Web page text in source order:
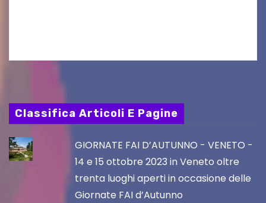
Classifica Articoli E Pagine
GIORNATE FAI D’AUTUNNO - VENETO -
14 e 15 ottobre 2023 in Veneto oltre
trenta luoghi aperti in occasione delle
Giornate FAI d’Autunno